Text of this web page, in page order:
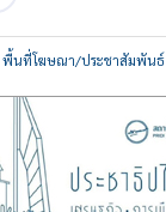
พื้นที่โฆษณา/ประชาสัมพันธ์